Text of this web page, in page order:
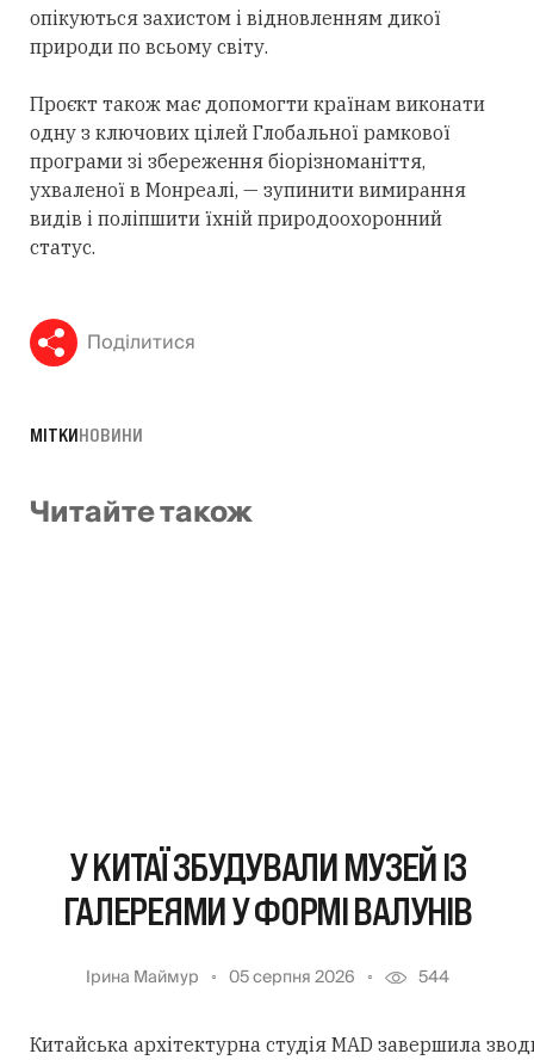
опікуються захистом і відновленням дикої
природи по всьому світу.
Проєкт також має допомогти країнам виконати
одну з ключових цілей Глобальної рамкової
програми зі збереження біорізноманіття,
ухваленої в Монреалі, — зупинити вимирання
видів і поліпшити їхній природоохоронний
статус.
Поділитися
МІТКИНОВИНИ
Читайте також
У КИТАЇ ЗБУДУВАЛИ МУЗЕЙ ІЗ
ГАЛЕРЕЯМИ У ФОРМІ ВАЛУНІВ
Ірина Маймур 05 серпня 2026 544
Китайська архітектурна студія MAD завершила